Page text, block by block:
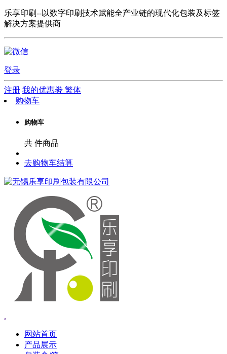
乐享印刷--以数字印刷技术赋能全产业链的现代化包装及标签
解决方案提供商
登录
注册 我的优惠劵 繁体
购物车
购物车
共 件商品
去购物车结算
.
网站首页
产品展示